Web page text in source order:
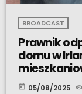
BROADCAST
Prawnik
domu w
today 05/08/2025